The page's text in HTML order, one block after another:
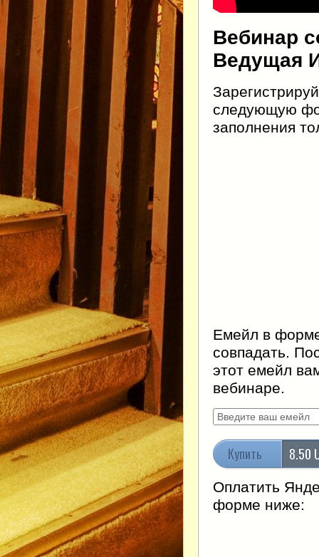
Вебинар
Ведущая
следующую
заполнения
Емейл в
совпадать.
этот емейл
вебинаре.
Купить 8.50
Оплатить
форме ниже: